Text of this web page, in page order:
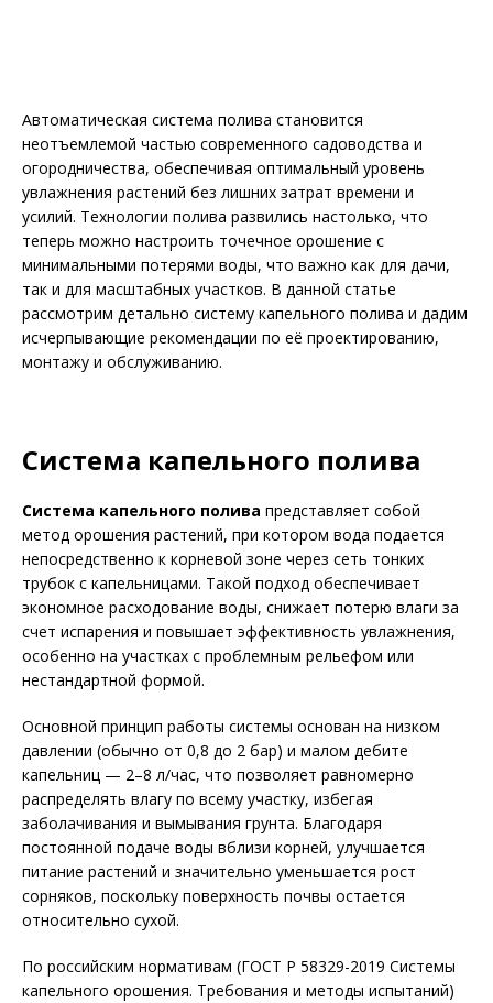
Автоматическая система полива становится
неотъемлемой частью современного садоводства и
огородничества, обеспечивая оптимальный уровень
увлажнения растений без лишних затрат времени и
усилий. Технологии полива развились настолько, что
теперь можно настроить точечное орошение с
минимальными потерями воды, что важно как для дачи,
так и для масштабных участков. В данной статье
рассмотрим детально систему капельного полива и дадим
исчерпывающие рекомендации по её проектированию,
монтажу и обслуживанию.
Система капельного полива
Система капельного полива представляет собой
метод орошения растений, при котором вода подается
непосредственно к корневой зоне через сеть тонких
трубок с капельницами. Такой подход обеспечивает
экономное расходование воды, снижает потерю влаги за
счет испарения и повышает эффективность увлажнения,
особенно на участках с проблемным рельефом или
нестандартной формой.
Основной принцип работы системы основан на низком
давлении (обычно от 0,8 до 2 бар) и малом дебите
капельниц — 2–8 л/час, что позволяет равномерно
распределять влагу по всему участку, избегая
заболачивания и вымывания грунта. Благодаря
постоянной подаче воды вблизи корней, улучшается
питание растений и значительно уменьшается рост
сорняков, поскольку поверхность почвы остается
относительно сухой.
По российским нормативам (ГОСТ Р 58329-2019 Системы
капельного орошения. Требования и методы испытаний)